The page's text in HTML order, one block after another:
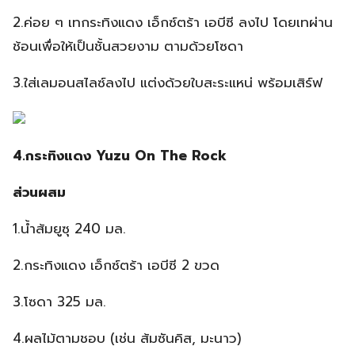
2.ค่อย ๆ เทกระทิงแดง เอ็กซ์ตร้า เอบีซี ลงไป โดยเทผ่าน
ช้อนเพื่อให้เป็นชั้นสวยงาม ตามด้วยโซดา
3.ใส่เลมอนสไลซ์ลงไป แต่งด้วยใบสะระแหน่ พร้อมเสิร์ฟ
4.กระทิงแดง Yuzu On The Rock
ส่วนผสม
1.น้ำส้มยูซุ 240 มล.
2.กระทิงแดง เอ็กซ์ตร้า เอบีซี 2 ขวด
3.โซดา 325 มล.
4.ผลไม้ตามชอบ (เช่น ส้มซันคิส, มะนาว)